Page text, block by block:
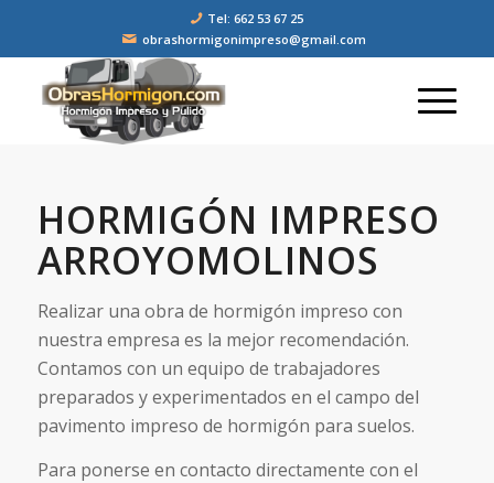
Tel: 662 53 67 25
obrashormigonimpreso@gmail.com
HORMIGÓN IMPRESO
ARROYOMOLINOS
Realizar una obra de hormigón impreso con
nuestra empresa es la mejor recomendación.
Contamos con un equipo de trabajadores
preparados y experimentados en el campo del
pavimento impreso de hormigón para suelos.
Para ponerse en contacto directamente con el